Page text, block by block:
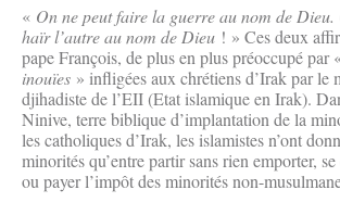
« On ne peut faire la guerre au nom de
haïr l’autre au nom de Dieu ! » Ces deux
pape François, de plus en plus préoccupé par
inouïes » infligées aux chrétiens d’Irak par le
djihadiste de l’EII (Etat islamique en Irak).
Ninive, terre biblique d’implantation de la
les catholiques d’Irak, les islamistes n’ont
minorités qu’entre partir sans rien emporter,
ou payer l’impôt des minorités non-